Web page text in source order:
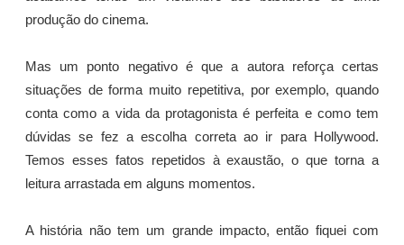
produção do cinema.
Mas um ponto negativo é que a autora reforça certas
situações de forma muito repetitiva, por exemplo, quando
conta como a vida da protagonista é perfeita e como tem
dúvidas se fez a escolha correta ao ir para Hollywood.
Temos esses fatos repetidos à exaustão, o que torna a
leitura arrastada em alguns momentos.
A história não tem um grande impacto, então fiquei com